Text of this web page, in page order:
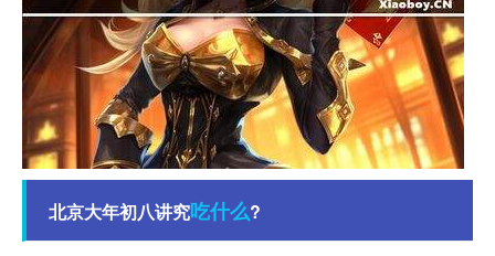
北京大年初八讲究吃什么?